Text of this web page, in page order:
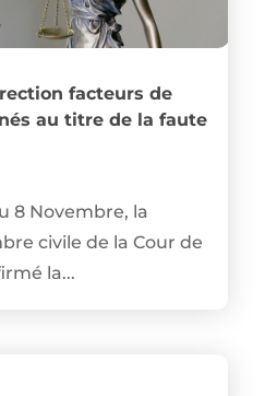
facteurs de
au titre de la faute
8 Novembre, la
civile de la Cour de
la...